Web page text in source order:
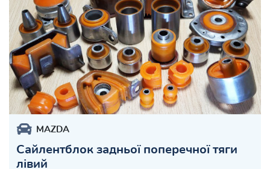
MAZDA
Сайлентблок задньої поперечної тяги
лівий